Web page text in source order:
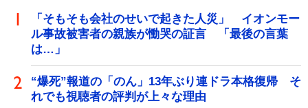
「そもそも会社のせいで起きた人災」 イオンモー
ル事故被害者の親族が慟哭の証言 「最後の言葉
は…」
“爆死”報道の「のん」13年ぶり連ドラ本格復帰 そ
れでも視聴者の評判が上々な理由